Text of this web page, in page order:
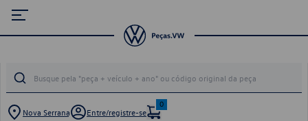
Nova Serrana Entre/registre-se
0